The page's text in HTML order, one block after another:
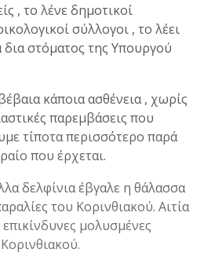
, το λένε δημοτικοί
σύλλογοι , το λέει
δια στόματος της Υπουργού
κάποια ασθένεια , χωρίς
παρεμβάσεις που
τίποτα περισσότερο παρά
που έρχεται.
δελφίνια έβγαλε η θάλασσα
του Κορινθιακού. Αιτία
μολυσμένες